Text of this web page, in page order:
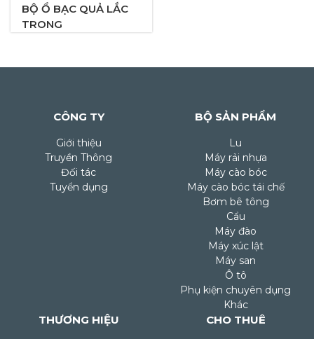
BỘ Ổ BẠC QUẢ LẮC
TRONG
CÔNG TY
Giới thiệu
Truyền Thông
Đối tác
Tuyển dụng
BỘ SẢN PHẨM
Lu
Máy rải nhựa
Máy cào bóc
Máy cào bóc tái chế
Bơm bê tông
Cẩu
Máy đào
Máy xúc lật
Máy san
Ô tô
Phụ kiện chuyên dụng
Khác
THƯƠNG HIỆU CHO THUÊ